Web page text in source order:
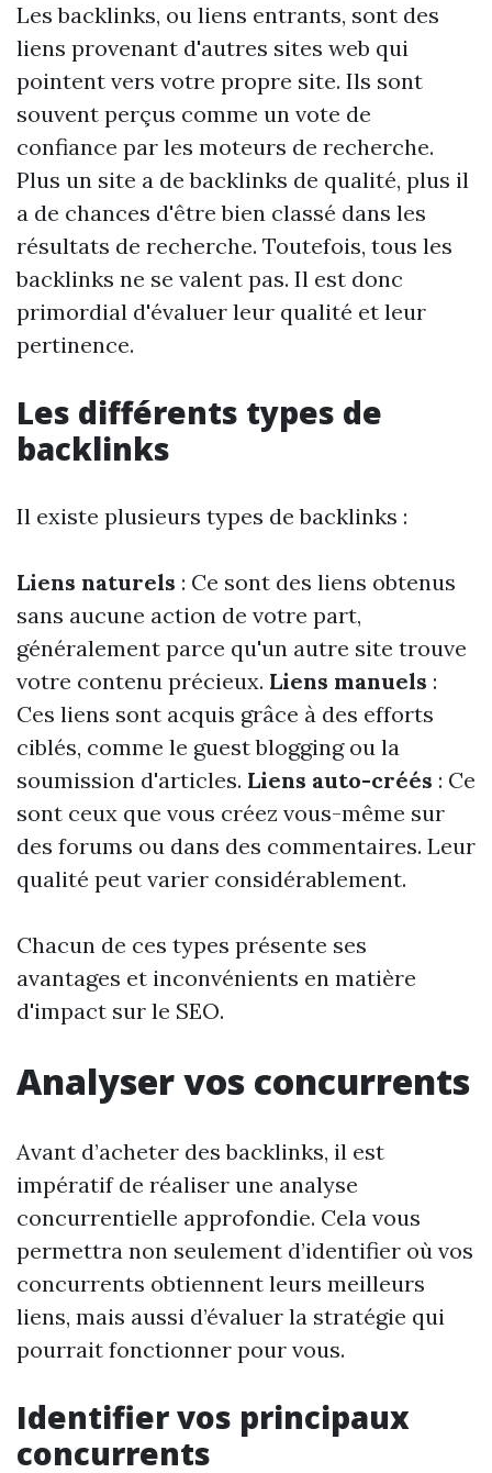
Les backlinks, ou liens entrants, sont des
liens provenant d'autres sites web qui
pointent vers votre propre site. Ils sont
souvent perçus comme un vote de
confiance par les moteurs de recherche.
Plus un site a de backlinks de qualité, plus il
a de chances d'être bien classé dans les
résultats de recherche. Toutefois, tous les
backlinks ne se valent pas. Il est donc
primordial d'évaluer leur qualité et leur
pertinence.
Les différents types de
backlinks
Il existe plusieurs types de backlinks :
Liens naturels : Ce sont des liens obtenus
sans aucune action de votre part,
généralement parce qu'un autre site trouve
votre contenu précieux. Liens manuels :
Ces liens sont acquis grâce à des efforts
ciblés, comme le guest blogging ou la
soumission d'articles. Liens auto-créés : Ce
sont ceux que vous créez vous-même sur
des forums ou dans des commentaires. Leur
qualité peut varier considérablement.
Chacun de ces types présente ses
avantages et inconvénients en matière
d'impact sur le SEO.
Analyser vos concurrents
Avant d’acheter des backlinks, il est
impératif de réaliser une analyse
concurrentielle approfondie. Cela vous
permettra non seulement d’identifier où vos
concurrents obtiennent leurs meilleurs
liens, mais aussi d’évaluer la stratégie qui
pourrait fonctionner pour vous.
Identifier vos principaux
concurrents